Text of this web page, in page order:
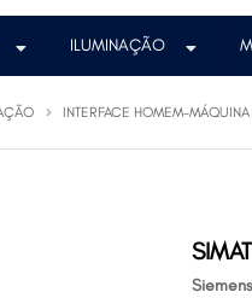
ILUMINAÇÃO
INTERFACE HOMEM-
Siemens